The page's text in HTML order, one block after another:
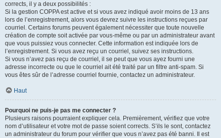
corrects, il y a deux possibilités :
Si la gestion COPPA est active et si vous avez indiqué avoir moins de 13 ans
lors de l’enregistrement, alors vous devrez suivre les instructions reçues par
courriel. Certains forums peuvent également nécessiter que toute nouvelle
création de compte soit activée par vous-même ou par un administrateur avant
que vous puissiez vous connecter. Cette information est indiquée lors de
l’enregistrement. Si vous avez reçu un courriel, suivez ses instructions.
Si vous n’avez pas reçu de courriel, il se peut que vous ayez fourni une
adresse incorrecte ou que le courriel ait été traité par un filtre anti-spam. Si
vous êtes sûr de l’adresse courriel fournie, contactez un administrateur.
Haut
Pourquoi ne puis-je pas me connecter ?
Plusieurs raisons pourraient expliquer cela. Premièrement, vérifiez que votre
nom d’utilisateur et votre mot de passe soient corrects. S’ils le sont, contactez
un administrateur du forum pour vérifier que vous n’avez pas été banni. Il est